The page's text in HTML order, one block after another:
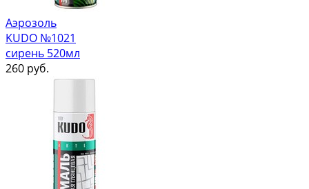
Аэрозоль
KUDO №1021
сирень 520мл
260 руб.